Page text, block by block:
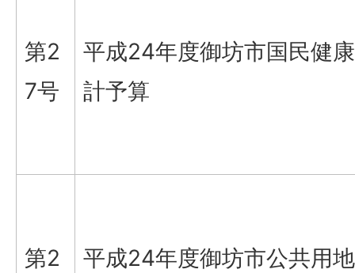
第2
7号
平成24年度御坊市国民健
計予算
第2
平成24年度御坊市公共用